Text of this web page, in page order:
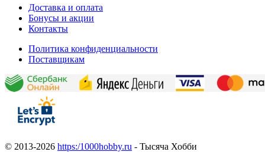
Доставка и оплата
Бонусы и акции
Контакты
Политика конфиденциальности
Поставщикам
© 2013-2026 https:/1000hobby.ru - Тысяча Хобби